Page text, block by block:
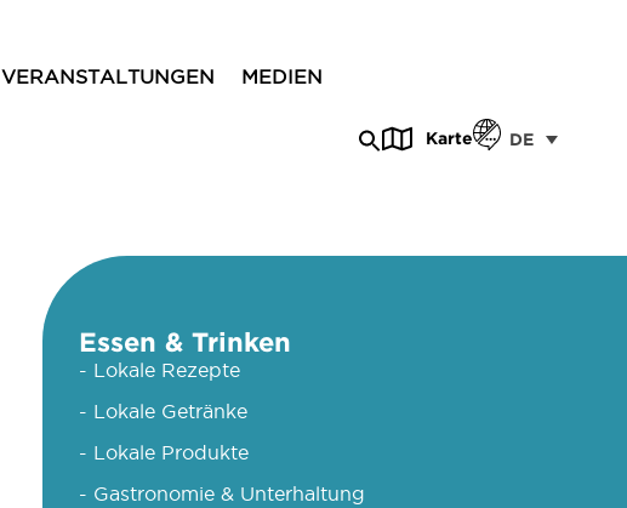
VERANSTALTUNGEN MEDIEN
Karte DE
Essen & Trinken
- Lokale Rezepte
- Lokale Getränke
- Lokale Produkte
- Gastronomie & Unterhaltung